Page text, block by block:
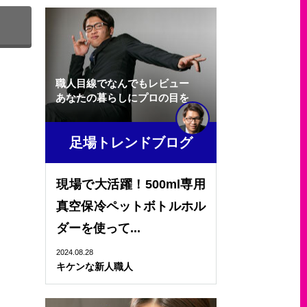
職人目線でなんでもレビュー
あなたの暮らしにプロの目を
足場トレンドブログ
現場で大活躍！500ml専用
真空保冷ペットボトルホル
ダーを使って...
2024.08.28
キケンな新人職人